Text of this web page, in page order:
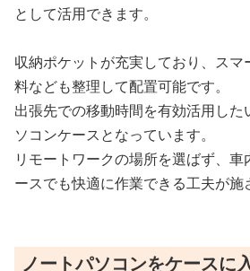
として活用できます。
収納ポケットが充実しており、ス
料なども整理して配置可能です。
出張先での移動時間を有効活用し
ソコンケースとなっています。
リモートワークの場所を選ばず、
ースでも快適に作業できる工夫が施
ノートパソコンをケースに